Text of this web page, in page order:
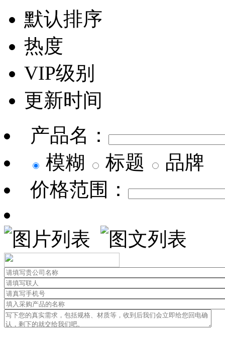
默认排序
热度
VIP级别
更新时间
产品名：
模糊
标题
品牌
价格范围：